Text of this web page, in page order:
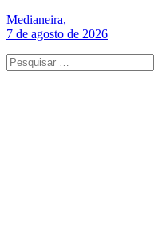
Medianeira,
7 de agosto de 2026